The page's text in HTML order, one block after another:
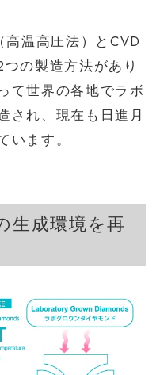
高温高圧法）とCVD
つの製造方法があり
て世界の各地でラボ
され、現在も日進月
ます。
生成環境を再